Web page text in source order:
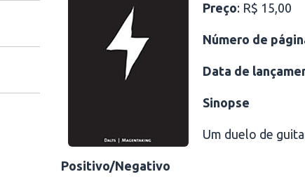
Preço: R$ 15,00
Número de
Data de
Sinopse
Um duelo de
Positivo/Negativo